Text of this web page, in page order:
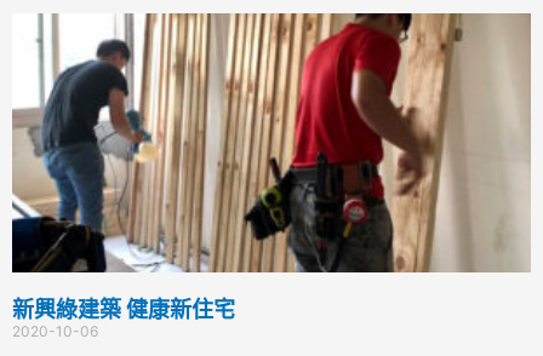
新興綠建築 健康新住宅
2020-10-06